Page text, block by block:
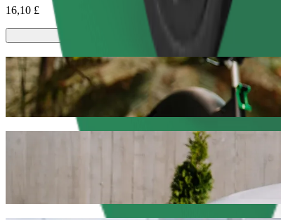
16,10 £
Σκούτερ ή ηλεκτρικά ποδήλατα
Μετακινήσου στην Leicester με Scooters ή E-bikes
Κατέβασε την εφαρμογή Bolt
Πήγαινε από Primark Leicester σε
Σου συνιστούμε να επιλέξεις τη Bolt ride-hailing αν
11,10 £ GBP. Όποια και αν είναι η περίσταση, θα βρούμε το